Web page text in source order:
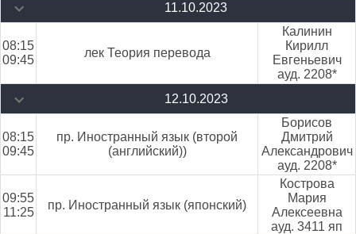
11.10.2023
08:15
09:45
лек Теория перевода
Калинин
Кирилл
Евгеньевич
ауд. 2208*
12.10.2023
08:15
09:45
пр. Иностранный язык (второй
(английский))
Борисов
Дмитрий
Александрович
ауд. 2208*
09:55
11:25
пр. Иностранный язык (японский)
Кострова
Мария
Алексеевна
ауд. 3411 яп